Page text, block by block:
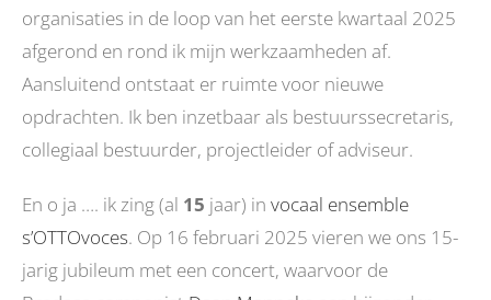
organisaties in de loop van het eerste kwartaal 2025
afgerond en rond ik mijn werkzaamheden af.
Aansluitend ontstaat er ruimte voor nieuwe
opdrachten. Ik ben inzetbaar als bestuurssecretaris,
collegiaal bestuurder, projectleider of adviseur.
En o ja …. ik zing (al 15 jaar) in vocaal ensemble
s’OTTOvoces. Op 16 februari 2025 vieren we ons 15-
jarig jubileum met een concert, waarvoor de